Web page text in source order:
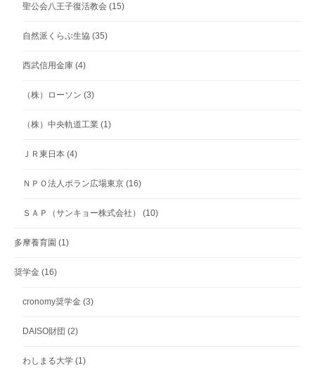
聖公会八王子復活教会 (15)
自然派くらぶ生協 (35)
西武信用金庫 (4)
（株）ローソン (3)
（株）中央軌道工業 (1)
ＪＲ東日本 (4)
ＮＰＯ法人ポラン広場東京 (16)
ＳＡＰ（サンキョー株式会社） (10)
多摩養育園 (1)
奨学金 (16)
cronomy奨学金 (3)
DAISO財団 (2)
わしまる大学 (1)